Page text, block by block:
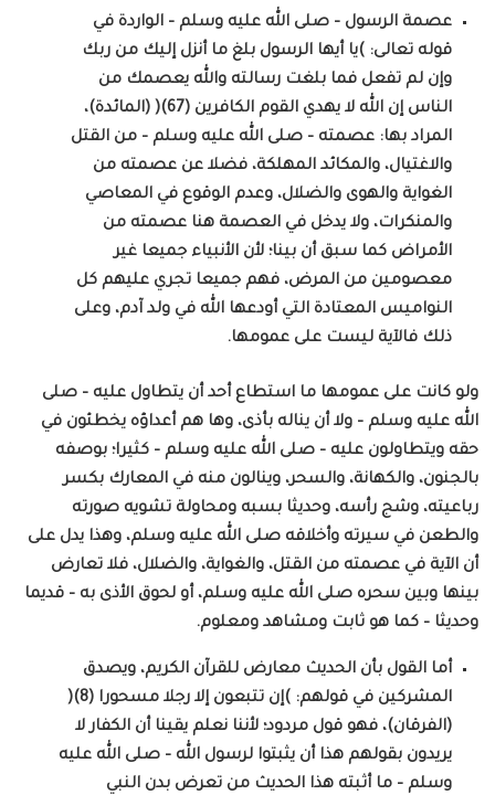
عصمة الرسول – صلى الله عليه وسلم – الواردة في
قوله تعالى: )يا أيها الرسول بلغ ما أنزل إليك من ربك
وإن لم تفعل فما بلغت رسالته والله يعصمك من
الناس إن الله لا يهدي القوم الكافرين (67)( (المائدة)،
المراد بها: عصمته – صلى الله عليه وسلم – من القتل
والاغتيال، والمكائد المهلكة، فضلا عن عصمته من
الغواية والهوى والضلال، وعدم الوقوع في المعاصي
والمنكرات، ولا يدخل في العصمة هنا عصمته من
الأمراض كما سبق أن بينا؛ لأن الأنبياء جميعا غير
معصومين من المرض، فهم جميعا تجري عليهم كل
النواميس المعتادة التي أودعها الله في ولد آدم، وعلى
ذلك فالآية ليست على عمومها.
ولو كانت على عمومها ما استطاع أحد أن يتطاول عليه – صلى
الله عليه وسلم – ولا أن يناله بأذى، وها هم أعداؤه يخطئون في
حقه ويتطاولون عليه – صلى الله عليه وسلم – كثيرا؛ بوصفه
بالجنون، والكهانة، والسحر، وينالون منه في المعارك بكسر
رباعيته، وشج رأسه، وحديثا بسبه ومحاولة تشويه صورته
والطعن في سيرته وأخلاقه صلى الله عليه وسلم، وهذا يدل على
أن الآية في عصمته من القتل، والغواية، والضلال، فلا تعارض
بينها وبين سحره صلى الله عليه وسلم، أو لحوق الأذى به – قديما
وحديثا – كما هو ثابت ومشاهد ومعلوم.
أما القول بأن الحديث معارض للقرآن الكريم، ويصدق
المشركين في قولهم: )إن تتبعون إلا رجلا مسحورا (8)(
(الفرقان)، فهو قول مردود؛ لأننا نعلم يقينا أن الكفار لا
يريدون بقولهم هذا أن يثبتوا لرسول الله – صلى الله عليه
وسلم – ما أثبته هذا الحديث من تعرض بدن النبي